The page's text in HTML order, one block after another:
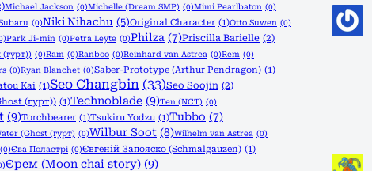
Michael Jackson (0)Michelle (Dream SMP) (0)Mimi Pearlbaton (0)
(0)Niki Nihachu (5)Original Character (1)Otto Suwen (0)
Park Ji-min (0)Petra Leyte (0)Philza (7)Priscilla Barielle (2)
(гурт)) (0)Ram (0)Ranboo (0)Reinhard van Astrea (0)Rem (0)
(0)Ryan Blanchet (0)Saber-Prototype (Arthur Pendragon) (1)
Kai (1)Seo Changbin (33)Seo Soojin (2)
(гурт)) (1)Technoblade (9)Ten (NCT) (0)
(9)Torchbearer (1)Tsukiru Yodzu (1)Tubbo (7)
(Ghost (гурт) (0)Wilbur Soot (8)Wilhelm van Astrea (0)
(0)Єва Поластрі (0)Євгеній Запояско (Schmalgauzen) (1)
Єрем (Moon chai story) (9)